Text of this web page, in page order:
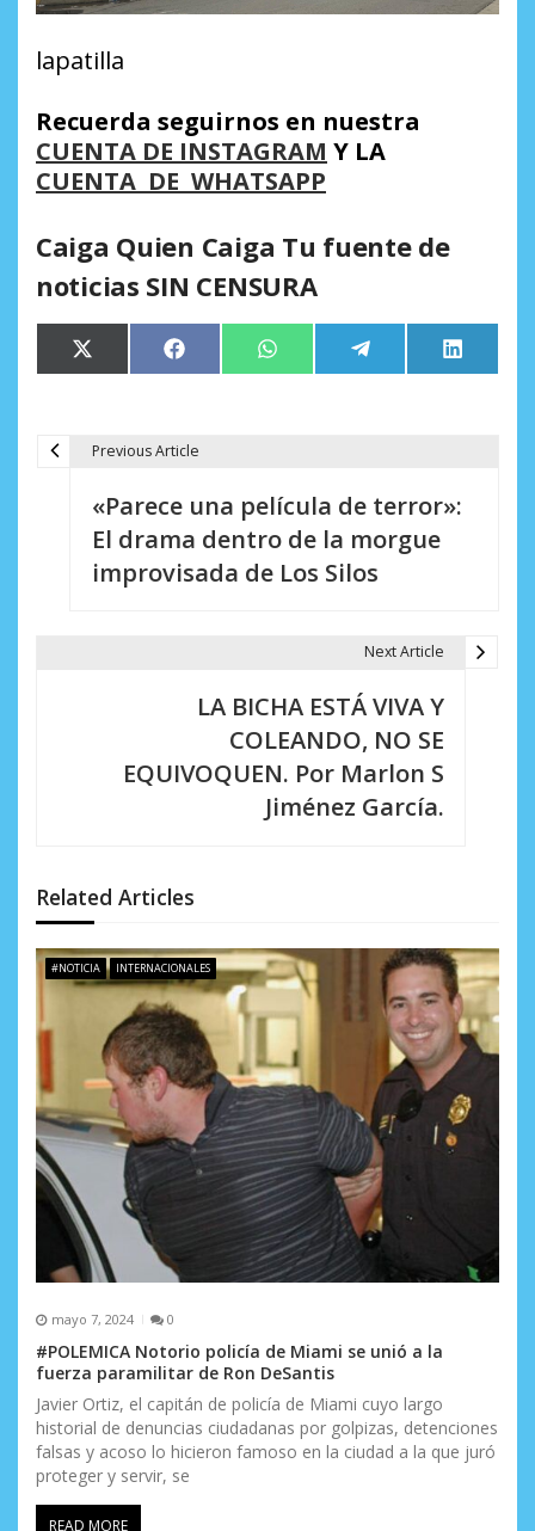
lapatilla
Recuerda seguirnos en nuestra
CUENTA DE INSTAGRAM Y LA
CUENTA DE WHATSAPP
Caiga Quien Caiga Tu fuente de
noticias SIN CENSURA
Compartir
en
X
(Twitter)
Compartir
en
Facebook Compartir
en
WhatsApp Compartir
en
Telegram
en
LinkedIn
d
e
e
n
t
r
a
d
s
Previous Article
«Parece una película de terror»:
El drama dentro de la morgue
improvisada de Los Silos
Next Article
LA BICHA ESTÁ VIVA Y
COLEANDO, NO SE
EQUIVOQUEN. Por Marlon S
Jiménez García.
Related Articles
#NOTICIA INTERNACIONALES
mayo 7, 2024 0
#POLEMICA Notorio policía de Miami se unió a la
fuerza paramilitar de Ron DeSantis
Javier Ortiz, el capitán de policía de Miami cuyo largo
historial de denuncias ciudadanas por golpizas, detenciones
falsas y acoso lo hicieron famoso en la ciudad a la que juró
proteger y servir, se
READ MORE